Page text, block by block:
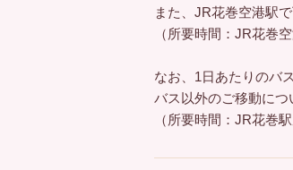
また、JR花巻空港駅
（所要時間：JR花巻
なお、1日あたりのバ
バス以外のご移動につ
（所要時間：JR花巻